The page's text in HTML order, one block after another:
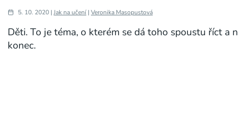
5. 10. 2020 | Jak na učení | Veronika Masopustová
Děti. To je téma, o kterém se dá toho spoustu říct a
konec.